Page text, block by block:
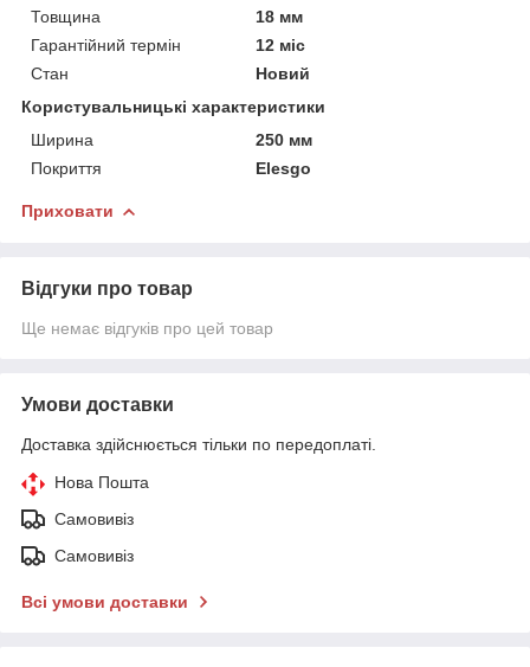
Товщина
18 мм
Гарантійний термін
12 міс
Стан
Новий
Користувальницькі характеристики
Ширина
250 мм
Покриття
Elesgo
Приховати
Відгуки про товар
Ще немає відгуків про цей товар
Умови доставки
Доставка здійснюється тільки по передоплаті.
Нова Пошта
Самовивіз
Самовивіз
Всі умови доставки